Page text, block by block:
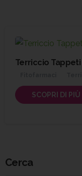
Terriccio Tappeti
SCOPRI DI PIÙ
Cerca